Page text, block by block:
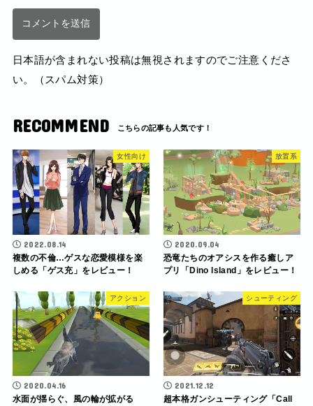
日本語が含まれない投稿は無視されますのでご注意くださ
い。（スパム対策）
RECOMMEND
女性向け
2022.08.14
複数の不倫…ゲスな恋愛模様を楽
しめる「ゲス充」をレビュー！
放置系
2020.09.04
恐竜たちのオアシスを作る癒しア
プリ「Dino lsland」をレビュー！
アクション
2020.04.16
水面が揺らぐ、風の輪が拡がる
シューティング
2021.12.12
超本格ガンシューティング「Call